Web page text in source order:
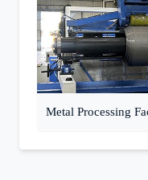
Metal Processing